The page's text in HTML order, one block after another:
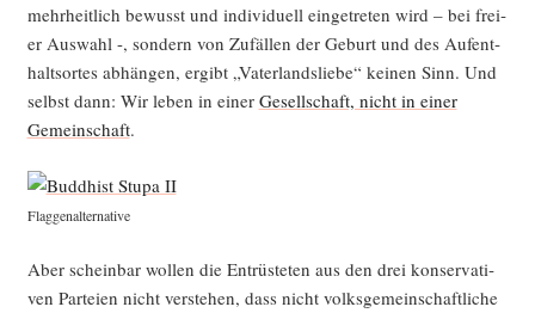
mehr­heit­lich bewusst und indi­vi­du­ell ein­ge­tre­ten wird – bei frei­
er Aus­wahl -, son­dern von Zufäl­len der Geburt und des Auf­ent­
halts­or­tes abhän­gen, ergibt „Vater­lands­lie­be“ kei­nen Sinn. Und
selbst dann: Wir leben in einer Gesell­schaft, nicht in einer
Gemein­schaft.
Flag­gen­al­ter­na­ti­ve
Aber schein­bar wol­len die Ent­rüs­te­ten aus den drei kon­ser­va­ti­
ven Par­tei­en nicht ver­ste­hen, dass nicht volks­ge­mein­schaft­li­che